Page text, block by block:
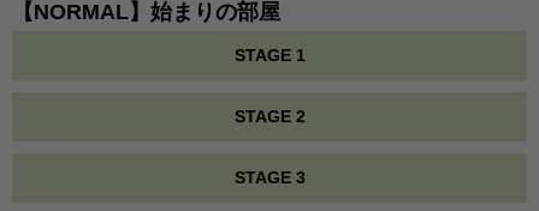
【NORMAL】始まりの部屋
STAGE 1
STAGE 2
STAGE 3